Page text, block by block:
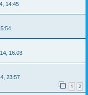
14:45
16:03
23:57
1 2